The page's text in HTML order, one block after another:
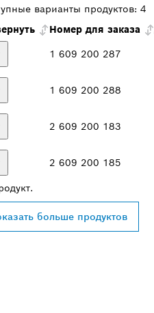
варианты продуктов: 4
Номер для заказа
1 609 200 287
1 609 200 288
2 609 200 183
2 609 200 185
больше продуктов